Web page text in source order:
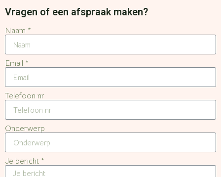
Vragen of een afspraak maken?
Naam *
Email *
Telefoon nr
Onderwerp
Je bericht *